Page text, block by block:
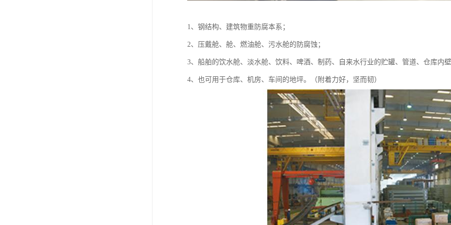
1、钢结构、建筑物重防腐本系；
2、压戴舱、舱、燃油舱、污水舱的防腐蚀；
3、船舶的饮水舱、淡水舱、饮料、啤酒、制药、自来水行业的贮罐、管道、仓库内
4、也可用于仓库、机房、车间的地坪。（附着力好，坚而韧）